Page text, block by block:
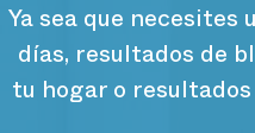
Ya sea que necesites
días, resultados de
tu hogar o